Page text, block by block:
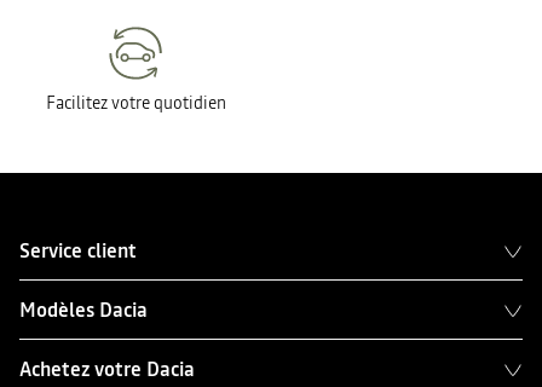
Facilitez votre quotidien
Service client
Modèles Dacia
Achetez votre Dacia